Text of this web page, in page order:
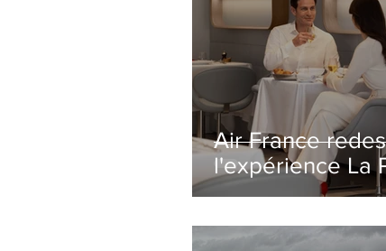
Air France
l'expérience La
avec un salon
Paris-CDG